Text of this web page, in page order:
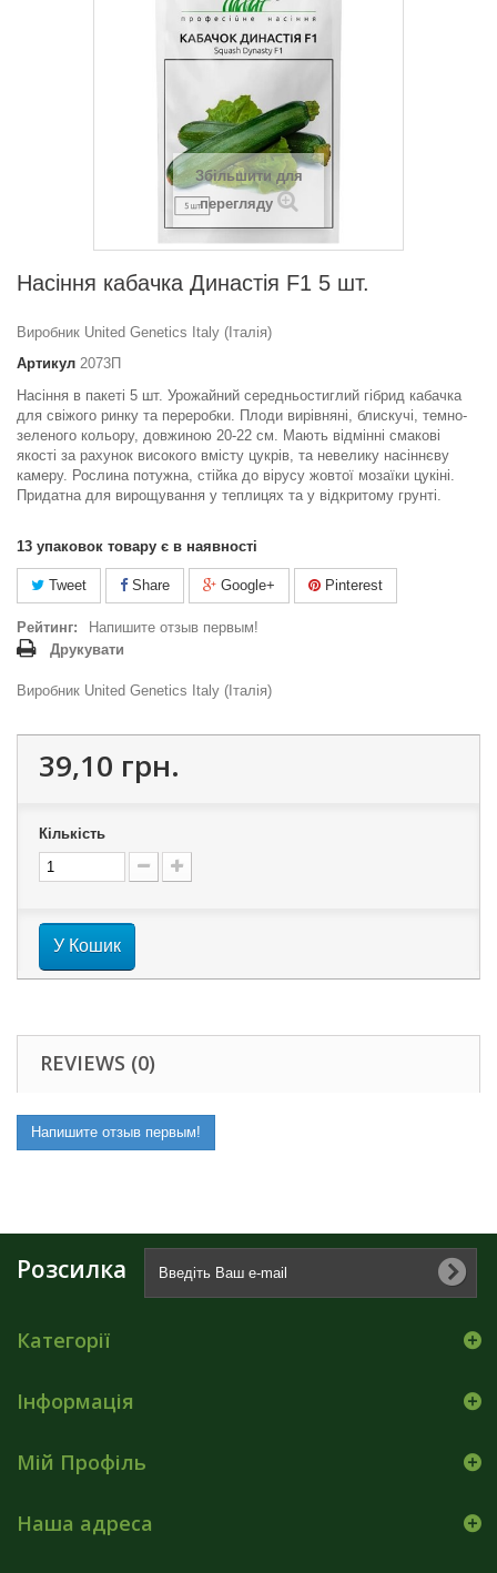
Збільшити для
перегляду
Насіння кабачка Династія F1 5 шт.
Виробник United Genetics Italy (Італія)
Артикул 2073П
Насіння в пакеті 5 шт. Урожайний середньостиглий гібрид кабачка
для свіжого ринку та переробки. Плоди вирівняні, блискучі, темно-
зеленого кольору, довжиною 20-22 см. Мають відмінні смакові
якості за рахунок високого вмісту цукрів, та невелику насіннєву
камеру. Рослина потужна, стійка до вірусу жовтої мозаїки цукіні.
Придатна для вирощування у теплицях та у відкритому грунті.
13 упаковок товару є в наявності
Tweet Share Google+ Pinterest
Рейтинг:
Напишите отзыв первым!
Друкувати
Виробник United Genetics Italy (Італія)
39,10 грн.
Кількість
У Кошик
REVIEWS (0)
Напишите отзыв первым!
Розсилка
Категорії
Інформація
Мій Профіль
Наша адреса